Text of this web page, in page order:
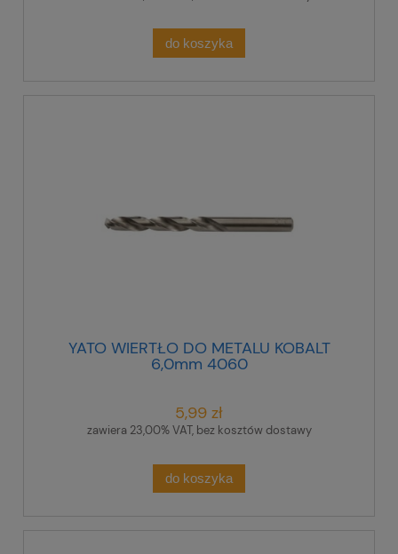
do koszyka
YATO WIERTŁO DO METALU KOBALT
6,0mm 4060
5,99 zł
zawiera 23,00% VAT, bez kosztów dostawy
do koszyka